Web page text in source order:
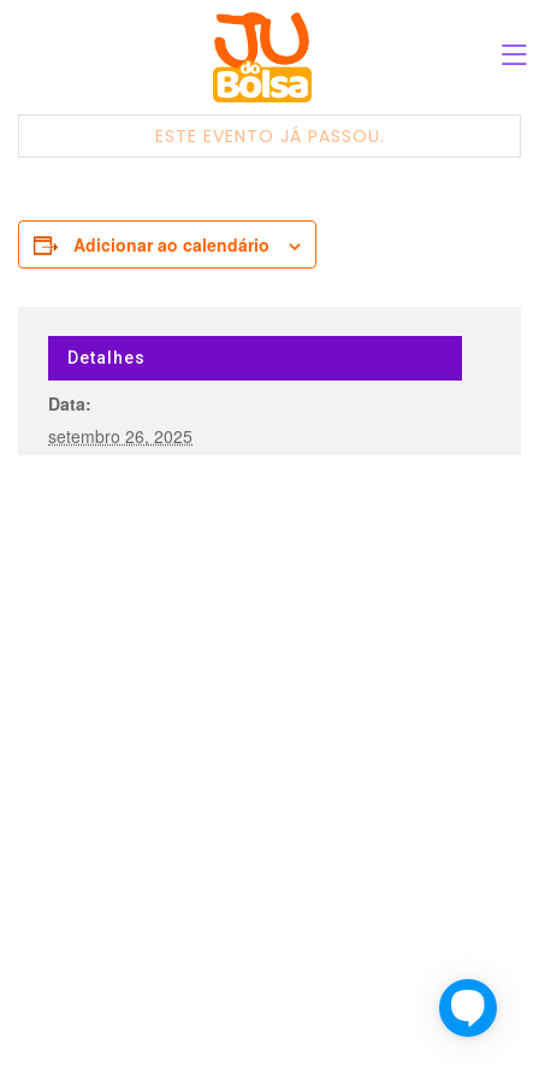
ESTE EVENTO JÁ PASSOU.
Adicionar ao calendário
Detalhes
Data:
setembro 26, 2025